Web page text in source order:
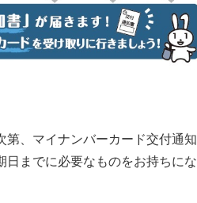
、マイナンバーカード交付通知
までに必要なものをお持ちにな